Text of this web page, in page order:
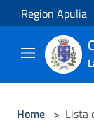
Salta al contenuto
Region Apulia
Home > Lista